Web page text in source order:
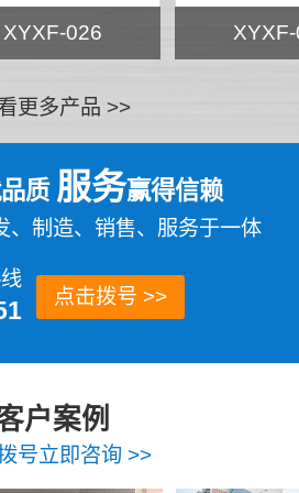
XYXF-026
更多产品 >>
质 服务赢得信赖
、制造、销售、服务于一体
点击拨号 >>
户案例
号立即咨询 >>